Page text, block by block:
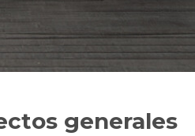
generales